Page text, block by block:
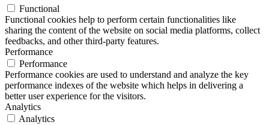
Functional
Functional cookies help to perform certain functionalities like
sharing the content of the website on social media platforms, collect
feedbacks, and other third-party features.
Performance
Performance
Performance cookies are used to understand and analyze the key
performance indexes of the website which helps in delivering a
better user experience for the visitors.
Analytics
Analytics